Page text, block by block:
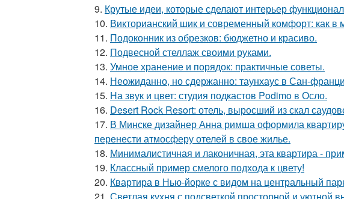
9. Крутые идеи, которые сделают интерьер
10. Викторианский шик и современный комфорт: как
11. Подоконник из обрезков: бюджетно и красиво.
12. Подвесной стеллаж своими руками.
13. Умное хранение и порядок: практичные советы.
14. Неожиданно, но сдержанно: таунхаус в Сан-
15. На звук и цвет: студия подкастов Podimo в Осло.
16. Desert Rock Resort: отель, выросший из скал
17. В Минске дизайнер Анна римша оформила
перенести атмосферу отелей в свое жилье.
18. Минималистичная и лаконичная, эта квартира -
19. Классный пример смелого подхода к цвету!
20. Квартира в Нью-йорке с видом на центральный